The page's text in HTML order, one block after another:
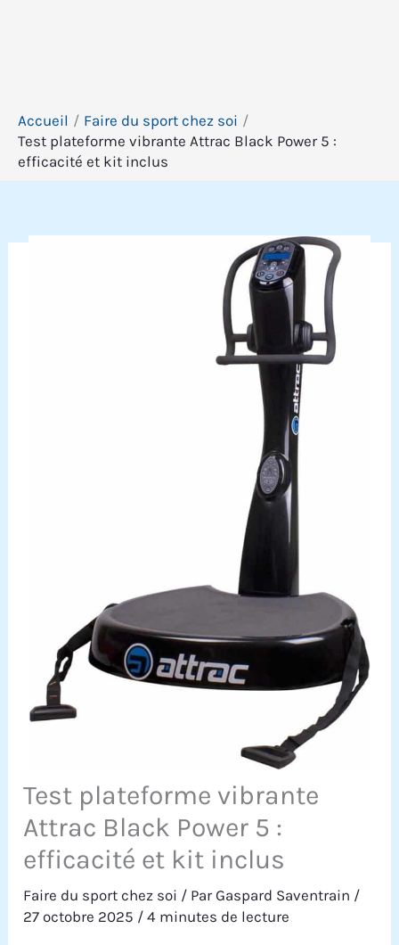
Accueil
Faire du sport chez soi
Test plateforme vibrante Attrac Black Power 5 :
efficacité et kit inclus
Test plateforme vibrante
Attrac Black Power 5 :
efficacité et kit inclus
Faire du sport chez soi / ParGaspard Saventrain /
27 octobre 2025 /4 minutes de lecture